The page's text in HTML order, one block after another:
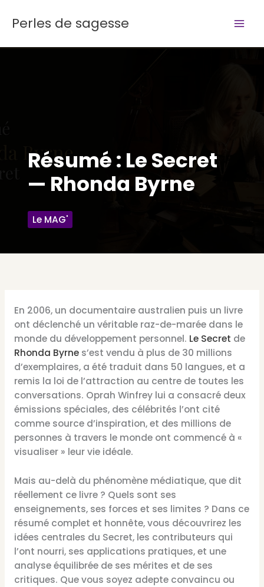
Perles de sagesse
Résumé : Le Secret
— Rhonda Byrne
Le MAG'
En 2006, un documentaire australien puis un livre
ont déclenché un véritable raz-de-marée dans le
monde du développement personnel. Le Secret de
Rhonda Byrnes’est vendu à plus de 30 millions
d’exemplaires, a été traduit dans 50 langues, et a
remis la loi de l’attraction au centre de toutes les
conversations. Oprah Winfrey lui a consacré deux
émissions spéciales, des célébrités l’ont cité
comme source d’inspiration, et des millions de
personnes à travers le monde ont commencé à «
visualiser » leur vie idéale.
Mais au-delà du phénomène médiatique, que dit
réellement ce livre ? Quels sont ses
enseignements, ses forces et ses limites ? Dans ce
résumé complet et honnête, vous découvrirez les
idées centrales du Secret, les contributeurs qui
l’ont nourri, ses applications pratiques, et une
analyse équilibrée de ses mérites et de ses
critiques. Que vous soyez adepte convaincu ou